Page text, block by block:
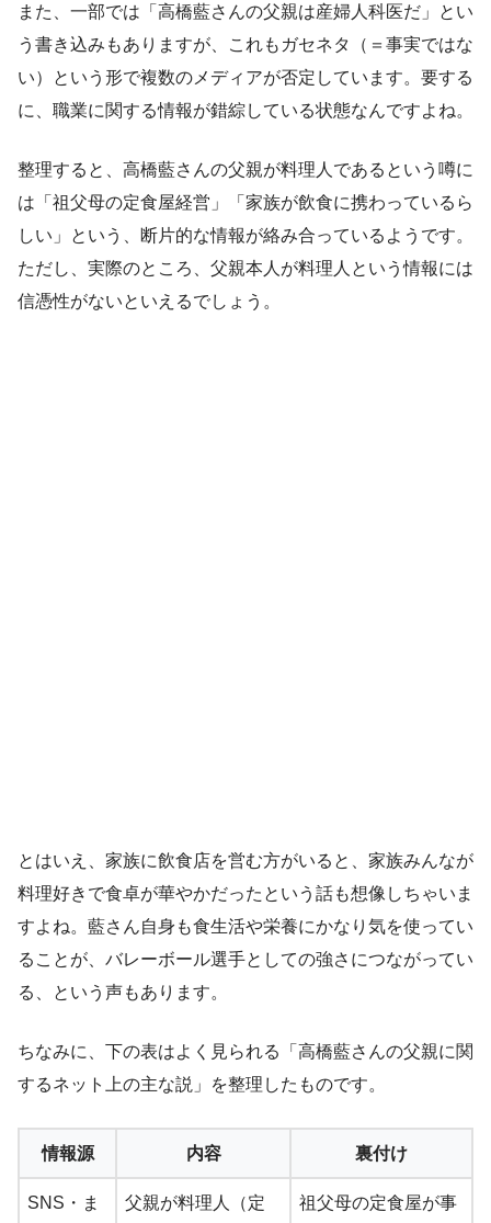
また、一部では「高橋藍さんの父親は産婦人科医だ」とい
う書き込みもありますが、これもガセネタ（＝事実ではな
い）という形で複数のメディアが否定しています。要する
に、職業に関する情報が錯綜している状態なんですよね。
整理すると、高橋藍さんの父親が料理人であるという噂に
は「祖父母の定食屋経営」「家族が飲食に携わっているら
しい」という、断片的な情報が絡み合っているようです。
ただし、実際のところ、父親本人が料理人という情報には
信憑性がないといえるでしょう。
とはいえ、家族に飲食店を営む方がいると、家族みんなが
料理好きで食卓が華やかだったという話も想像しちゃいま
すよね。藍さん自身も食生活や栄養にかなり気を使ってい
ることが、バレーボール選手としての強さにつながってい
る、という声もあります。
ちなみに、下の表はよく見られる「高橋藍さんの父親に関
するネット上の主な説」を整理したものです。
情報源 内容 裏付け
SNS・ま
父親が料理人（定
祖父母の定食屋が事